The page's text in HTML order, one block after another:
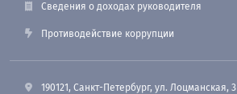
Сведения о доходах руководителя
Противодействие коррупции
190121, Санкт-Петербург, ул. Лоцманская, 3